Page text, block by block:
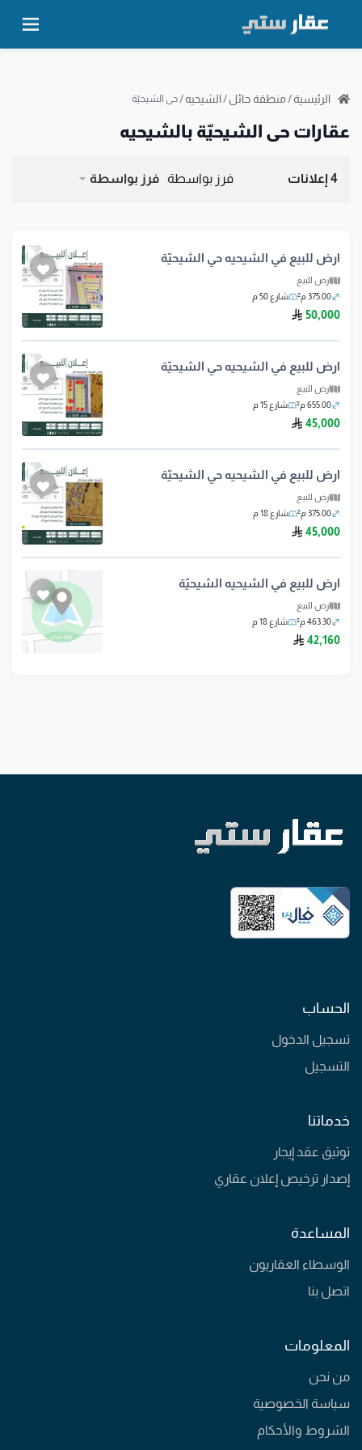
الرئيسية/منطقة حائل/الشيحيه/حي الشيحيّة
عقارات حي الشيحيّة بالشيحيه
4 إعلانات فرز بواسطة فرز بواسطة
ارض للبيع في الشيحيه حي الشيحيّة
ارض للبيع
375.00 م²
شارع 50 م
50,000 ريال سعودي
ارض للبيع في الشيحيه حي الشيحيّة
ارض للبيع
655.00 م²
شارع 15 م
45,000 ريال سعودي
ارض للبيع في الشيحيه حي الشيحيّة
ارض للبيع
375.00 م²
شارع 18 م
45,000 ريال سعودي
ارض للبيع في الشيحيه الشيحيّة
ارض للبيع
463.30 م²
شارع 18 م
42,160 ريال سعودي
الحساب
تسجيل الدخول
التسجيل
خدماتنا
توثيق عقد إيجار
إصدار ترخيص إعلان عقاري
المساعدة
الوسطاء العقاريون
اتصل بنا
المعلومات
من نحن
سياسة الخصوصية
الشروط والأحكام